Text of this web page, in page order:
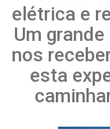
elétrica e
Um
nos
esta